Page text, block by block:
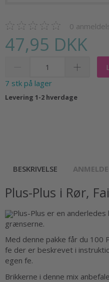
0
47,95 DKK
7 stk på lager
Levering 1-2 hverdage
BESKRIVELSE
Plus-Plus i Rør,
Plus-Plus er en
grænserne.
Med denne pakke får du 100
fe der er beskrevet i
egen fe.
Brikkerne i denne mix